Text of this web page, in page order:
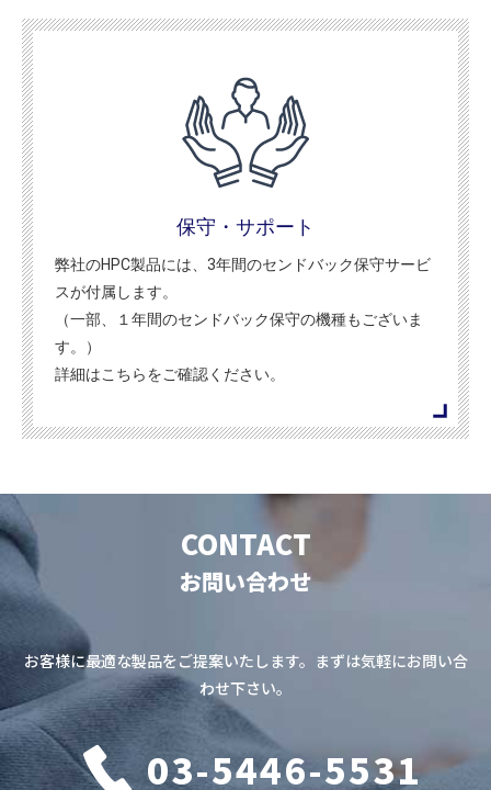
保守・サポート
弊社のHPC製品には、3年間のセンドバック保守サービ
スが付属します。
（一部、１年間のセンドバック保守の機種もございま
す。）
詳細はこちらをご確認ください。
CONTACT
お問い合わせ
お客様に最適な製品をご提案いたします。まずは気軽にお問い合
わせ下さい。
03-5446-5531